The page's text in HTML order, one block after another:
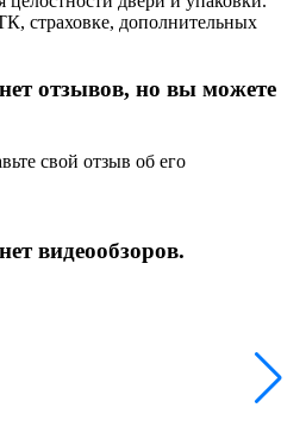
страховке, дополнительных
отзывов, но вы можете
свой отзыв об его
видеообзоров.